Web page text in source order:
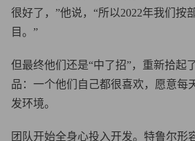
很好了，”他说，“所以2022年我们按
目。”
但最终他们还是“中了招”，重新拾起
品：一个他们自己都很喜欢，愿意每
发环境。
团队开始全身心投入开发。特鲁尔形